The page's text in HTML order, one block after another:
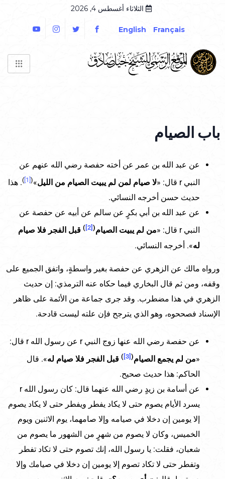
الثلاثاء أغسطس 4, 2026
Français
English
باب الصيام
عن عبد الله بن عمر عن أخته حفصة رضي الله عنهم عن
النبي r قال: «
لا صيام لمن لم يبيت الصيام من الليل»
(
). هذا
حديث حسن أخرجه النسائي.
عن عبد الله بن أبي بكرٍ عن سالم عن أبيه عن حفصة عن
النبي r قال: «
من لم يبيت الصيام(
[2]
) قبل الفجر فلا صيام
له». أخرجه النسائي.
ورواه مالك عن الزهري عن حفصة بغير واسطةٍ، واتفق الجميع على
وقفه، ومن ثم قال البخاري فيما حكاه عنه الترمذي: إن حديث
الزهري في هذا مضطرب. وقد جرى جماعة من الأئمة على ظاهر
الإسناد فصححوه، وهو الذي يترجح فإن علته ليست قادحة.
عن حفصة رضي الله عنها زوج النبي r عن رسول الله r قال:
«من لم يجمع الصيام(
[3]
) قبل الفجر فلا صيام له». قال
الحاكم: هذا حديث صحيح.
عن أسامة بن زيدٍ رضي الله عنهما قال: كان رسول الله r
يسرد الأيام يصوم حتى لا يكاد يفطر ويفطر حتى لا يكاد يصوم
إلا يومين إن دخلا في صيامه وإلا صامهما، يوم الاثنين ويوم
الخميس، وكان لا يصوم من شهرٍ من الشهور ما يصوم من
شعبان، فقلت: يا رسول الله، إنك تصوم حتى لا تكاد تفطر
وتفطر حتى لا تكاد تصوم إلا يومين إن دخلا في صيامك وإلا